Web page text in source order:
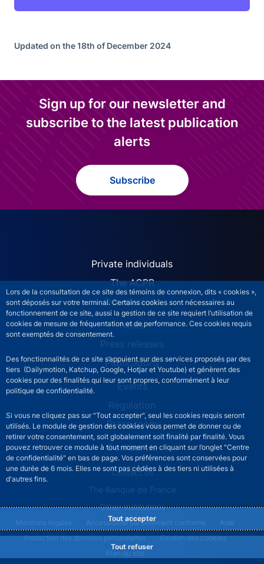
Lors de la consultation de ce site des témoins de connexion, dits « cookies »,
sont déposés sur votre terminal. Certains cookies sont nécessaires au
fonctionnement de ce site, aussi la gestion de ce site requiert l’utilisation de
cookies de mesure de fréquentation et de performance. Ces cookies requis
sont exemptés de consentement.
Des fonctionnalités de ce site s’appuient sur des services proposés par des
tiers (Dailymotion, Katchup, Google, Hotjar et Youtube) et génèrent des
cookies pour des finalités qui leur sont propres, conformément à leur
politique de confidentialité.
Si vous ne cliquez pas sur "Tout accepter", seul les cookies requis seront
utilisés. Le module de gestion des cookies vous permet de donner ou de
retirer votre consentement, soit globalement soit finalité par finalité. Vous
pouvez retrouver ce module à tout moment en cliquant sur l’onglet "Centre
de confidentialité" en bas de page. Vos préférences sont conservées pour
une durée de 6 mois. Elles ne sont pas cédées à des tiers ni utilisées à
d'autres fins.
Tout accepter
Tout refuser
Updated on the 18th of December 2024
Sign up for our newsletter and
subscribe to the latest publication
alerts
Subscribe
ACPR site navigation
Private individuals
The ACPR
Our missions
News
Press releases
Publications
Events
Regulation
Press room
Contact Us
ACPR footer secondary menu (English)
Contact us
The Banque de France
Other institutions
ACPR footer legal notice menu
Mentions légales Accessibilité partiellement conforme
Aide
Protection des données personnelles
Gestion des cookies
Plan du site